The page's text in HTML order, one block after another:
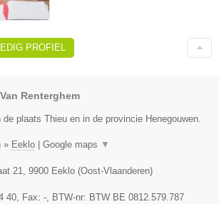
PROFIEL
Renterghem
plaats Thieu en in de provincie Henegouwen.
» Eeklo Google maps ▼
21 9900 Eeklo (Oost-Vlaanderen)
40 , Fax: - , BTW-nr: BTW BE 0812.579.787